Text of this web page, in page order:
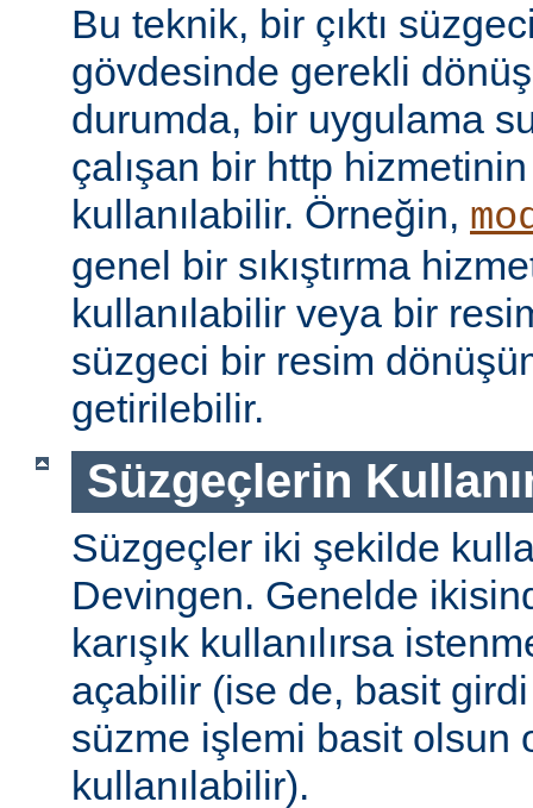
Bu teknik, bir çıktı
gövdesinde gerekli
durumda, bir uygulama
çalışan bir http
kullanılabilir. Örneğin,
genel bir sıkıştırma
kullanılabilir veya bir
süzgeci bir resim
getirilebilir.
Süzgeçlerin
Süzgeçler iki şekilde
Devingen. Genelde
karışık kullanılırsa
açabilir (ise de, basit girdi
süzme işlemi basit olsun
kullanılabilir).